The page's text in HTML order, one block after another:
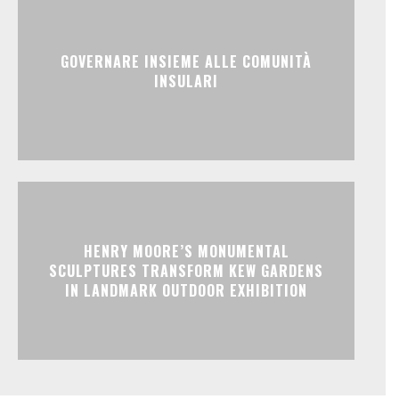
GOVERNARE INSIEME ALLE COMUNITÀ
INSULARI
HENRY MOORE’S MONUMENTAL
SCULPTURES TRANSFORM KEW GARDENS
IN LANDMARK OUTDOOR EXHIBITION